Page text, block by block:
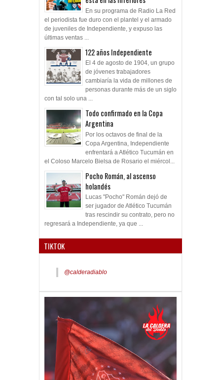
En su programa de Radio La Red
el periodista fue duro con el plantel y el armado
de juveniles de Independiente, y expuso las
últimas ventas ...
122 años Independiente
El 4 de agosto de 1904, un grupo
de jóvenes trabajadores
cambiaría la vida de millones de
personas durante más de un siglo
con tal solo una ...
Todo confirmado en la Copa
Argentina
Por los octavos de final de la
Copa Argentina, Independiente
enfrentará a Atlético Tucumán en
el Coloso Marcelo Bielsa de Rosario el miércol...
Pocho Román, al ascenso
holandés
Lucas "Pocho" Román dejó de
ser jugador de Atlético Tucumán
tras rescindir su contrato, pero no
regresará a Independiente, ya que ...
TIKTOK
@calderadiablo